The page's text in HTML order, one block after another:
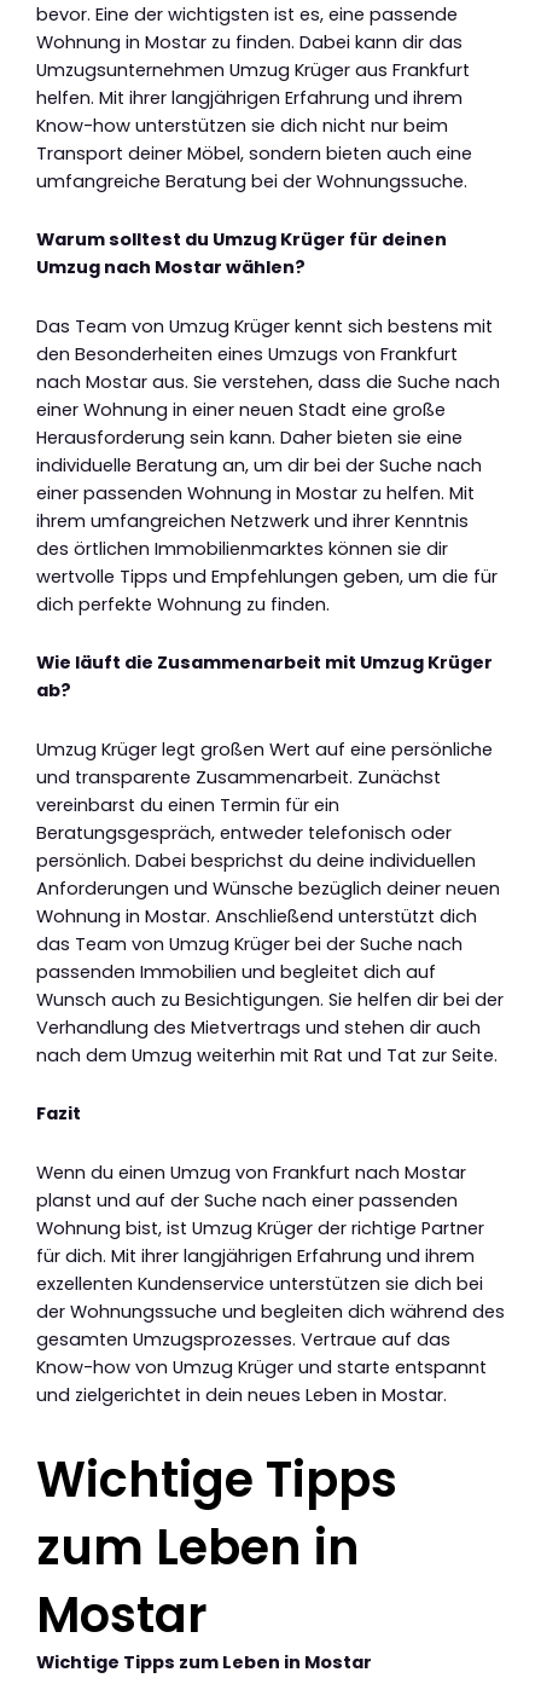
bevor. Eine der wichtigsten ist es, eine passende
Wohnung in Mostar zu finden. Dabei kann dir das
Umzugsunternehmen Umzug Krüger aus Frankfurt
helfen. Mit ihrer langjährigen Erfahrung und ihrem
Know-how unterstützen sie dich nicht nur beim
Transport deiner Möbel, sondern bieten auch eine
umfangreiche Beratung bei der Wohnungssuche.
Warum solltest du Umzug Krüger für deinen
Umzug nach Mostar wählen?
Das Team von Umzug Krüger kennt sich bestens mit
den Besonderheiten eines Umzugs von Frankfurt
nach Mostar aus. Sie verstehen, dass die Suche nach
einer Wohnung in einer neuen Stadt eine große
Herausforderung sein kann. Daher bieten sie eine
individuelle Beratung an, um dir bei der Suche nach
einer passenden Wohnung in Mostar zu helfen. Mit
ihrem umfangreichen Netzwerk und ihrer Kenntnis
des örtlichen Immobilienmarktes können sie dir
wertvolle Tipps und Empfehlungen geben, um die für
dich perfekte Wohnung zu finden.
Wie läuft die Zusammenarbeit mit Umzug Krüger
ab?
Umzug Krüger legt großen Wert auf eine persönliche
und transparente Zusammenarbeit. Zunächst
vereinbarst du einen Termin für ein
Beratungsgespräch, entweder telefonisch oder
persönlich. Dabei besprichst du deine individuellen
Anforderungen und Wünsche bezüglich deiner neuen
Wohnung in Mostar. Anschließend unterstützt dich
das Team von Umzug Krüger bei der Suche nach
passenden Immobilien und begleitet dich auf
Wunsch auch zu Besichtigungen. Sie helfen dir bei der
Verhandlung des Mietvertrags und stehen dir auch
nach dem Umzug weiterhin mit Rat und Tat zur Seite.
Fazit
Wenn du einen Umzug von Frankfurt nach Mostar
planst und auf der Suche nach einer passenden
Wohnung bist, ist Umzug Krüger der richtige Partner
für dich. Mit ihrer langjährigen Erfahrung und ihrem
exzellenten Kundenservice unterstützen sie dich bei
der Wohnungssuche und begleiten dich während des
gesamten Umzugsprozesses. Vertraue auf das
Know-how von Umzug Krüger und starte entspannt
und zielgerichtet in dein neues Leben in Mostar.
Wichtige Tipps
zum Leben in
Mostar
Wichtige Tipps zum Leben in Mostar